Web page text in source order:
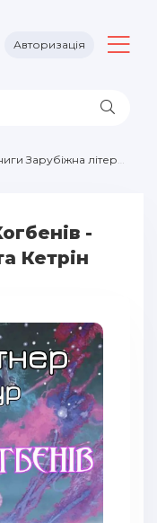
Авторизація
Зарубіжна література
-
Кетрін